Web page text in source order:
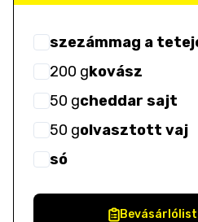
szezámmag a
200 gkovász
50 gcheddar sajt
50 golvasztott vaj
só